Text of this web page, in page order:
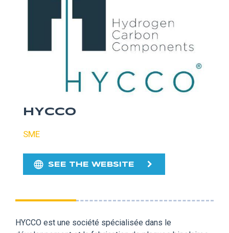
HYCCO
SME
SEE THE WEBSITE
HYCCO est une société spécialisée dans le